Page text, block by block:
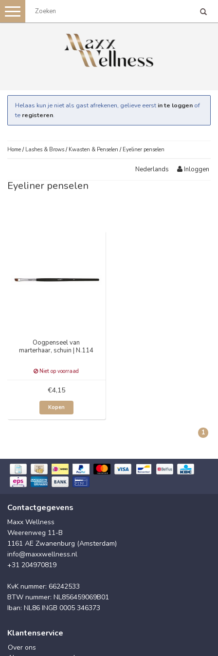
Toggle
navigation
Helaas kun je niet als gast afrekenen, gelieve eerst in te loggen of
te registeren.
Home / Lashes & Brows / Kwasten & Penselen / Eyeliner penselen
Nederlands Inloggen
Eyeliner penselen
Oogpenseel van
marterhaar, schuin | N.114
Niet op voorraad
€4,15
Kopen
1
Contactgegevens
Maxx Wellness
Weerenweg 11-B
1161 AE Zwanenburg (Amsterdam)
info@maxxwellness.nl
+31 204970819
KvK nummer: 66242533
BTW nummer: NL856459069B01
Iban: NL86 INGB 0005 346373
Klantenservice
Over ons